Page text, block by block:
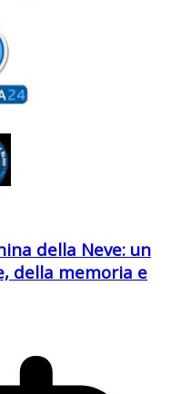
della Neve: un
della memoria e